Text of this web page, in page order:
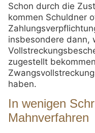
Schon durch die
kommen Schuldner
insbesondere dann,
zugestellt
haben.
In wenigen
Mahnverfahren